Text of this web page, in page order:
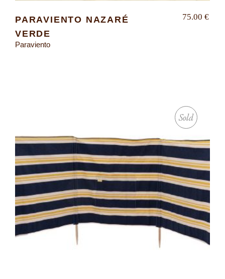
PARAVIENTO NAZARÉ
VERDE
Paraviento
75.00 €
Sold